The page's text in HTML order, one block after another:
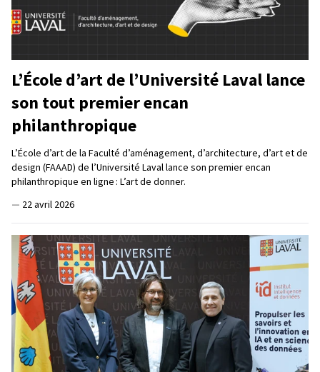
L’École d’art de l’Université Laval lance
son tout premier encan
philanthropique
L’École d’art de la Faculté d’aménagement, d’architecture, d’art et de
design (FAAAD) de l’Université Laval lance son premier encan
philanthropique en ligne : L’art de donner.
— 22 avril 2026